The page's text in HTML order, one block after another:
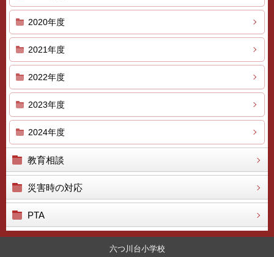
2020年度
2021年度
2022年度
2023年度
2024年度
教育相談
災害時の対応
PTA
六つ川台小学校